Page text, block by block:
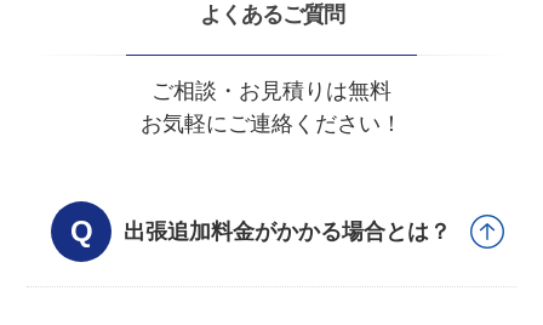
よくあるご質問
ご相談・お見積りは無料
お気軽にご連絡ください！
出張追加料金がかかる場合とは？